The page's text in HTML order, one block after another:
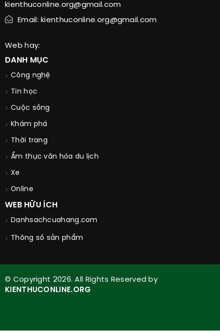
kienthuconline.org@gmail.com
Email: kienthuconline.org@gmail.com
Web hay:
DANH MỤC
Công nghệ
Tin học
Cuộc sống
Khám phá
Thời trang
Ẩm thực văn hóa du lịch
Xe
Online
WEB HỮU ÍCH
Danhsachcuahang.com
Thông số sản phẩm
© Copyright 2026. All Rights Reserved by
KIENTHUCONLINE.ORG